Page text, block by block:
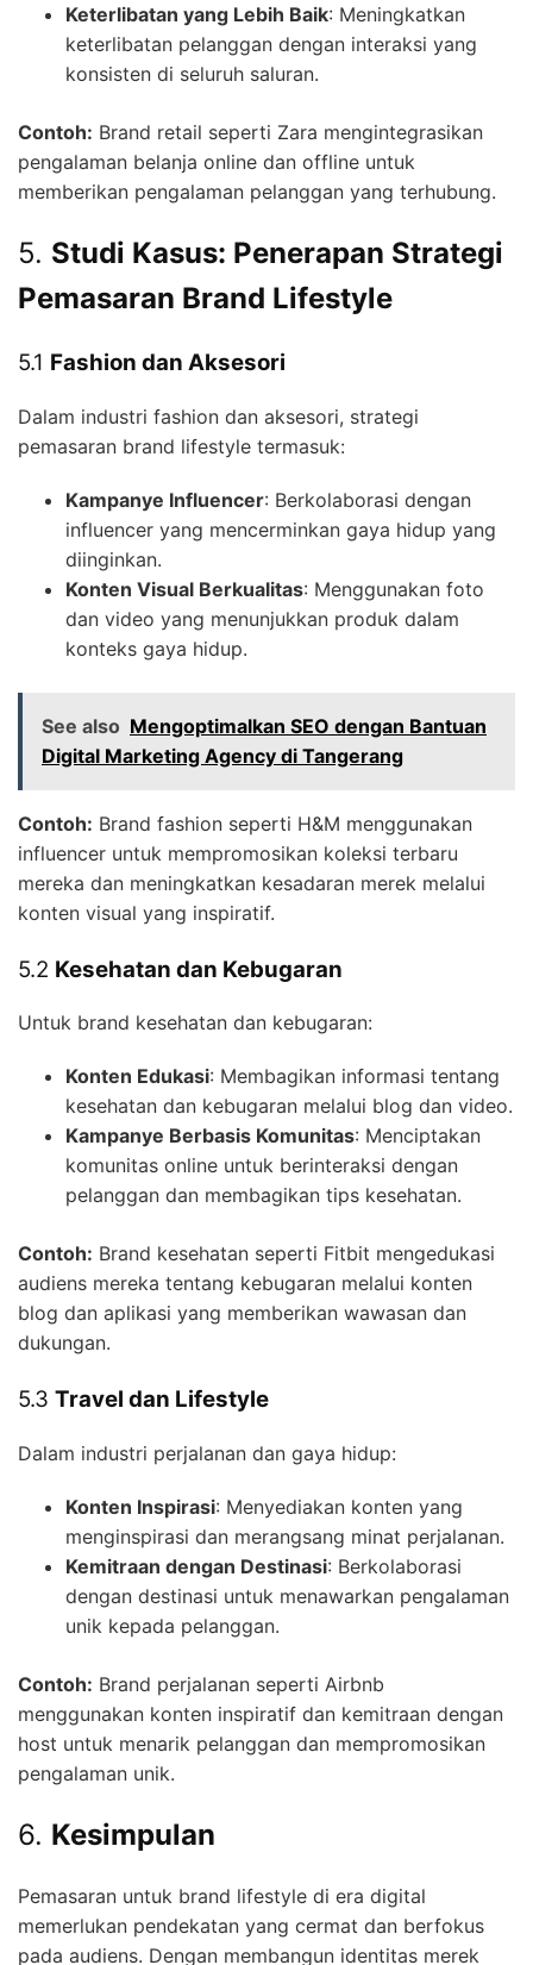
Keterlibatan yang Lebih Baik: Meningkatkan
keterlibatan pelanggan dengan interaksi yang
konsisten di seluruh saluran.
Contoh: Brand retail seperti Zara mengintegrasikan
pengalaman belanja online dan offline untuk
memberikan pengalaman pelanggan yang terhubung.
5. Studi Kasus: Penerapan Strategi
Pemasaran Brand Lifestyle
5.1 Fashion dan Aksesori
Dalam industri fashion dan aksesori, strategi
pemasaran brand lifestyle termasuk:
Kampanye Influencer: Berkolaborasi dengan
influencer yang mencerminkan gaya hidup yang
diinginkan.
Konten Visual Berkualitas: Menggunakan foto
dan video yang menunjukkan produk dalam
konteks gaya hidup.
See also Mengoptimalkan SEO dengan Bantuan
Digital Marketing Agency di Tangerang
Contoh: Brand fashion seperti H&M menggunakan
influencer untuk mempromosikan koleksi terbaru
mereka dan meningkatkan kesadaran merek melalui
konten visual yang inspiratif.
5.2 Kesehatan dan Kebugaran
Untuk brand kesehatan dan kebugaran:
Konten Edukasi: Membagikan informasi tentang
kesehatan dan kebugaran melalui blog dan video.
Kampanye Berbasis Komunitas: Menciptakan
komunitas online untuk berinteraksi dengan
pelanggan dan membagikan tips kesehatan.
Contoh: Brand kesehatan seperti Fitbit mengedukasi
audiens mereka tentang kebugaran melalui konten
blog dan aplikasi yang memberikan wawasan dan
dukungan.
5.3 Travel dan Lifestyle
Dalam industri perjalanan dan gaya hidup:
Konten Inspirasi: Menyediakan konten yang
menginspirasi dan merangsang minat perjalanan.
Kemitraan dengan Destinasi: Berkolaborasi
dengan destinasi untuk menawarkan pengalaman
unik kepada pelanggan.
Contoh: Brand perjalanan seperti Airbnb
menggunakan konten inspiratif dan kemitraan dengan
host untuk menarik pelanggan dan mempromosikan
pengalaman unik.
6. Kesimpulan
Pemasaran untuk brand lifestyle di era digital
memerlukan pendekatan yang cermat dan berfokus
pada audiens. Dengan membangun identitas merek